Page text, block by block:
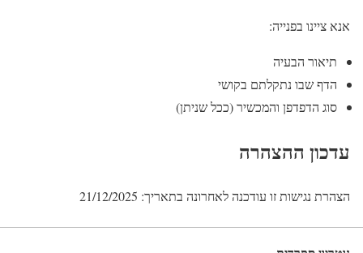
אנא ציינו בפנייה:
תיאור הבעיה
הדף שבו נתקלתם בקושי
סוג הדפדפן והמכשיר (ככל שניתן)
עדכון ההצהרה
הצהרת נגישות זו עודכנה לאחרונה בתאריך: 21/12/2025